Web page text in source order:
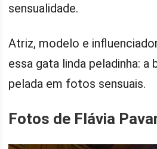
sensualidade.
Atriz, modelo e
essa gata linda peladinha: a
pelada em fotos sensuais.
Fotos de Flávia